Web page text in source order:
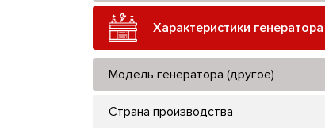
Характеристики генератора
Модель генератора (другое)
Страна производства